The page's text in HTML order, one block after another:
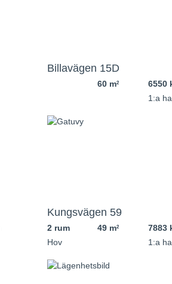
Billavägen 15D
60 m2
6550
1:a
Kungsvägen 59
2 rum 49 m2
7883
Hov
1:a